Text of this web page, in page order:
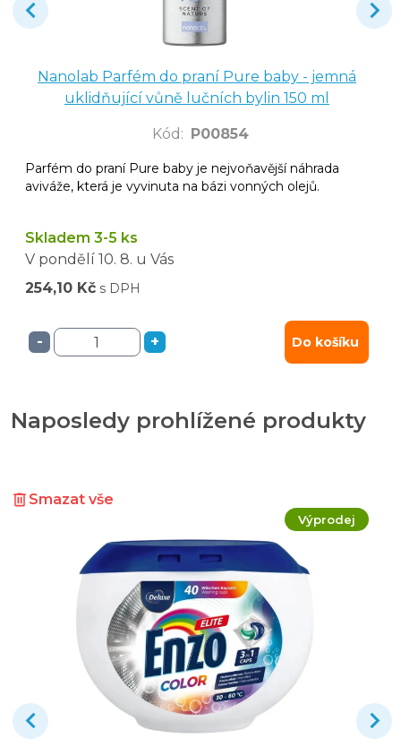
Nanolab Parfém do praní Pure baby - jemná
uklidňující vůně lučních bylin 150 ml
Kód : P00854
Parfém do praní Pure baby je nejvoňavější náhrada
aviváže, která je vyvinuta na bázi vonných olejů.
Skladem 3-5 ks
V pondělí 10. 8. u Vás
254,10 Kč s DPH
- + Do košíku
Naposledy prohlížené produkty
Smazat vše
Výprodej